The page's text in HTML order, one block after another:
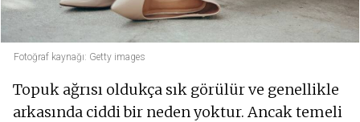
Fotoğraf kaynağı: Getty images
Topuk ağrısı oldukça sık görülür ve genellikle
arkasında ciddi bir neden yoktur. Ancak temeli